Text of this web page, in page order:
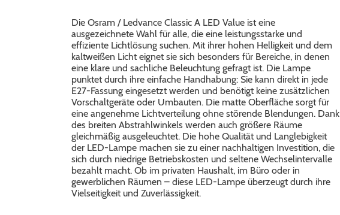
Die Osram / Ledvance Classic A LED Value ist eine
ausgezeichnete Wahl für alle, die eine leistungsstarke und
effiziente Lichtlösung suchen. Mit ihrer hohen Helligkeit und dem
kaltweißen Licht eignet sie sich besonders für Bereiche, in denen
eine klare und sachliche Beleuchtung gefragt ist. Die Lampe
punktet durch ihre einfache Handhabung: Sie kann direkt in jede
E27-Fassung eingesetzt werden und benötigt keine zusätzlichen
Vorschaltgeräte oder Umbauten. Die matte Oberfläche sorgt für
eine angenehme Lichtverteilung ohne störende Blendungen. Dank
des breiten Abstrahlwinkels werden auch größere Räume
gleichmäßig ausgeleuchtet. Die hohe Qualität und Langlebigkeit
der LED-Lampe machen sie zu einer nachhaltigen Investition, die
sich durch niedrige Betriebskosten und seltene Wechselintervalle
bezahlt macht. Ob im privaten Haushalt, im Büro oder in
gewerblichen Räumen – diese LED-Lampe überzeugt durch ihre
Vielseitigkeit und Zuverlässigkeit.